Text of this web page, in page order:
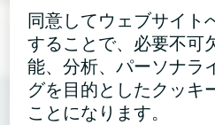
同意してウェブサイト
することで、必要不可
能、分析、パーソナラ
グを目的としたクッキ
ことになります。